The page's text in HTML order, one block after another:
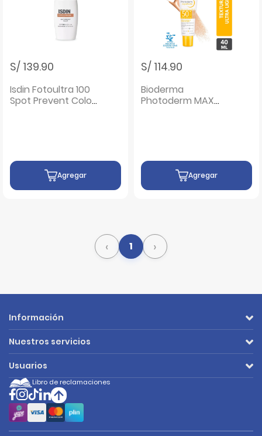
S/ 139.90
Isdin Fotoultra 100
Spot Prevent Color
Agregar
S/ 114.90
Bioderma
Photoderm MAX
Agregar
‹ 1 ›
Información
Nuestros servicios
Usuarios
Libro de reclamaciones